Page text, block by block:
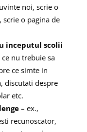
noi, scrie o
o pagina de
inceputul scolii
nu trebuie sa
ce simte in
discutati despre
etc.
– ex.,
recunoscator,